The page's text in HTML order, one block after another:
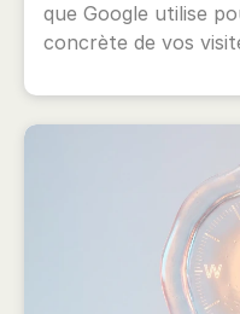
que Google utilise
concrète de vos